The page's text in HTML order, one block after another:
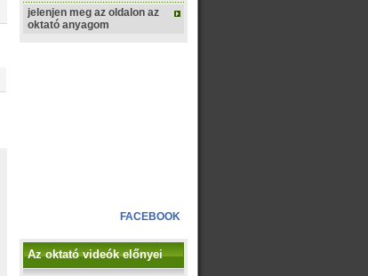
jelenjen meg az oldalon az
oktató anyagom
FACEBOOK
Az oktató videók előnyei